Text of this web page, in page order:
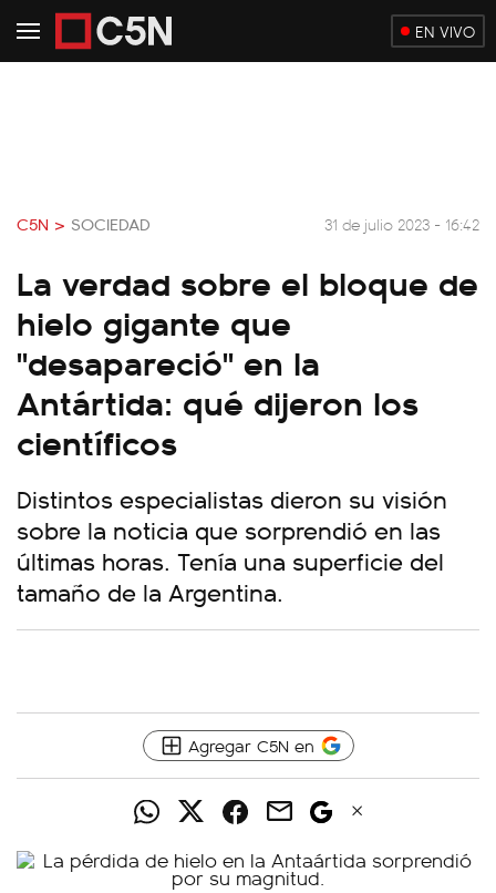
EN VIVO
C5N > SOCIEDAD 31 de julio 2023 - 16:42
La verdad sobre el bloque de
hielo gigante que
"desapareció" en la
Antártida: qué dijeron los
científicos
Distintos especialistas dieron su visión
sobre la noticia que sorprendió en las
últimas horas. Tenía una superficie del
tamaño de la Argentina.
Agregar C5N en